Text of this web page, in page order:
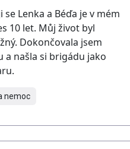
se Lenka a Béďa je v mém
10 let. Můj život byl
Dokončovala jsem
a našla si brigádu jako
nemoc